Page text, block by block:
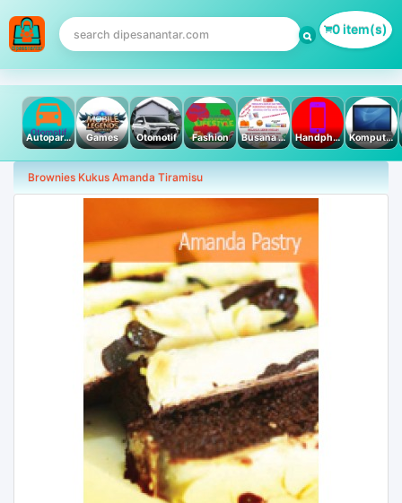
0 item(s)
Autoparts Games Otomotif Fashion Busana Muslim Handphone & Tablet Komputer PC & Laptop
Brownies Kukus Amanda Tiramisu